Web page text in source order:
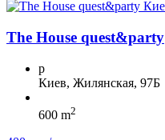
The House quest&party
p
Киев, Жилянская, 97Б
600 m2